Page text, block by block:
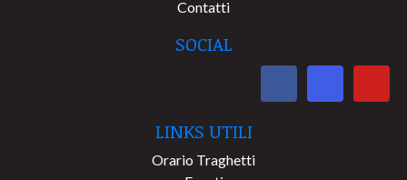
Contatti
SOCIAL
LINKS UTILI
Orario Traghetti